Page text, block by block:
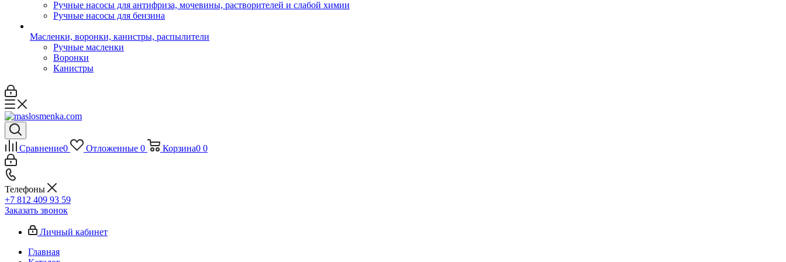
Ручные насосы для антифриза, мочевины, растворителей и слабой химии
Ручные насосы для бензина
Масленки, воронки, канистры, распылители
Ручные масленки
Воронки
Канистры
Сравнение0 Отложенные 0 Корзина0 0
Телефоны
+7 812 409 93 59
Заказать звонок
Личный кабинет
Главная